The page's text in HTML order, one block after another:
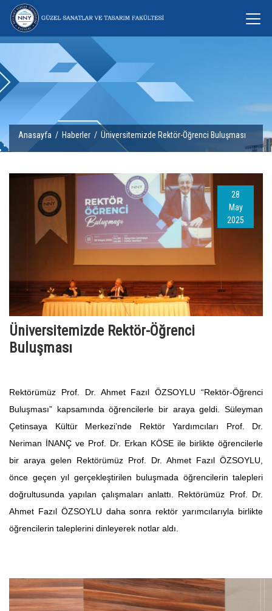
Anasayfa / Haberler / Üniversitemizde Rektör-Öğrenci Buluşması
28
May
2025
Üniversitemizde Rektör-Öğrenci
Buluşması
Rektörümüz Prof. Dr. Ahmet Fazıl ÖZSOYLU “Rektör-Öğrenci
Buluşması” kapsamında öğrencilerle bir araya geldi. Süleyman
Çetinsaya Kültür Merkezi’nde Rektör Yardımcıları Prof. Dr.
Neriman İNANÇ ve Prof. Dr. Erkan KÖSE ile birlikte öğrencilerle
bir araya gelen Rektörümüz Prof. Dr. Ahmet Fazıl ÖZSOYLU,
önce geçen yıl gerçekleştirilen buluşmada öğrencilerin talepleri
doğrultusunda yapılan çalışmaları anlattı. Rektörümüz Prof. Dr.
Ahmet Fazıl ÖZSOYLU daha sonra rektör yarımcılarıyla birlikte
öğrencilerin taleplerini dinleyerek notlar aldı.